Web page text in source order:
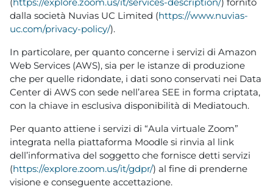
dalla società Nuvias UC Limited (https://www.nuvias-
uc.com/privacy-policy/).
In particolare, per quanto concerne i servizi di Amazon
Web Services (AWS), sia per le istanze di produzione
che per quelle ridondate, i dati sono conservati nei Data
Center di AWS con sede nell’area SEE in forma criptata,
con la chiave in esclusiva disponibilità di Mediatouch.
Per quanto attiene i servizi di “Aula virtuale Zoom”
integrata nella piattaforma Moodle si rinvia al link
dell’informativa del soggetto che fornisce detti servizi
(https://explore.zoom.us/it/gdpr/) al fine di prenderne
visione e conseguente accettazione.